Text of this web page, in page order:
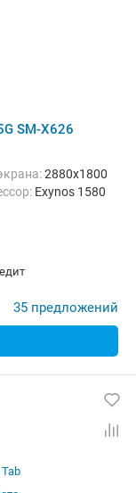
SM-X626
2880x1800
Exynos 1580​
35 предложений